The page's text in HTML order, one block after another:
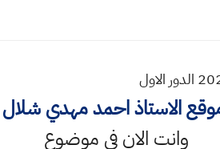
الاستاذ احمد مهدي شلال
وانت الان في موضوع